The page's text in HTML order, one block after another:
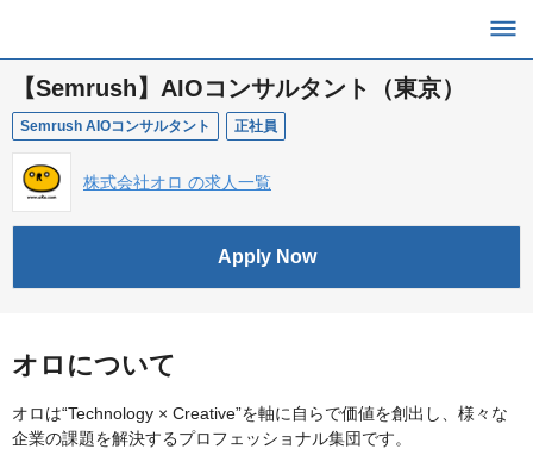
【Semrush】AIOコンサルタント（東京）
Semrush AIOコンサルタント 正社員
株式会社オロ の求人一覧
Apply Now
オロについて
オロは“Technology × Creative”を軸に自らで価値を創出し、様々な
企業の課題を解決するプロフェッショナル集団です。